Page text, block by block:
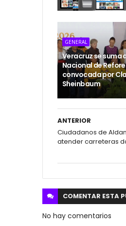
GENERAL
Veracruz se suma
Nacional de
convocada por
Sheinbaum
ANTERIOR
Ciudadanos de
atender carreteras
COMENTAR ESTA
No hay comentarios